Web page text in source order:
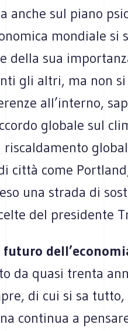
anche sul piano
mondiale si
della sua
gli altri, ma non
all’interno,
globale sul
città come
una strada di
del presidente
da quasi trenta
di cui si sa tutto,
continua a